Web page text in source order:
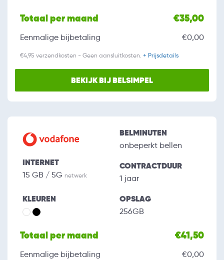
Totaal per maand €35,00
Eenmalige bijbetaling €0,00
€4,95 verzendkosten - Geen aansluitkosten. + Prijsdetails
BEKIJK BIJ BELSIMPEL
INTERNET
15 GB / 5G netwerk
BELMINUTEN
onbeperkt bellen
CONTRACTDUUR
1 jaar
KLEUREN OPSLAG
256GB
Totaal per maand €41,50
Eenmalige bijbetaling €0,00